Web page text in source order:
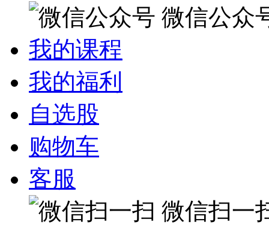
微信公众
我的课程
我的福利
自选股
购物车
客服
微信扫一